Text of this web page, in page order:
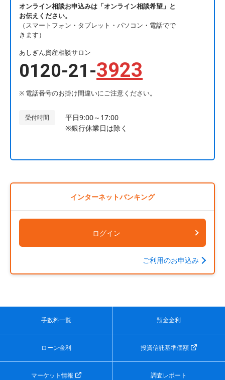
オンライン相談お申込みは「オンライン相談希望」と
お伝えください。
（スマートフォン・タブレット・パソコン・電話でで
きます）
あしぎん資産相談サロン
0120-21-3923
電話番号のお掛け間違いにご注意ください。
受付時間
平日9:00～17:00
※銀行休業日は除く
インターネットバンキング
ログイン
ご利用のお申込み
手数料一覧 預金金利
ローン金利 投資信託基準価額
マーケット情報 調査レポート